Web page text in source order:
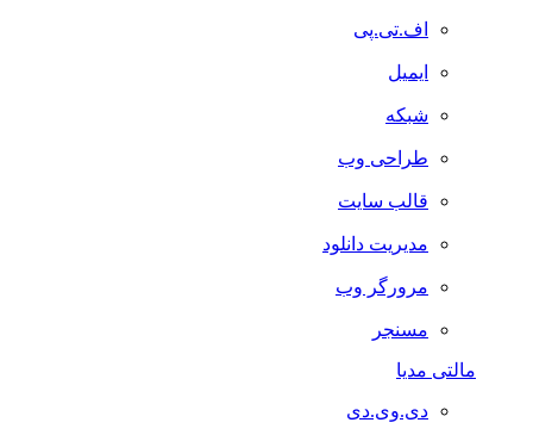
اف.تی.پی
ایمیل
شبکه
طراحی وب
قالب سایت
مدیریت دانلود
مرورگر وب
مسنجر
مالتی مدیا
دی.وی.دی